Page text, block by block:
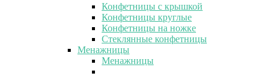
Конфетницы с крышкой
Конфетницы круглые
Конфетницы на ножке
Стеклянные конфетницы
Менажницы
Менажницы